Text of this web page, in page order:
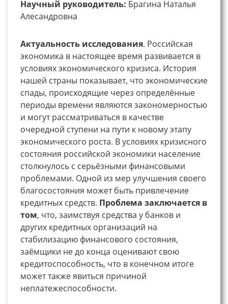
Научный руководитель: Брагина Наталья
Алесандровна
Актуальность исследования. Российская
экономика в настоящее время развивается в
условиях экономического кризиса. История
нашей страны показывает, что экономические
спады, происходящие через определённые
периоды времени являются закономерностью
и могут рассматриваться в качестве
очередной ступени на пути к новому этапу
экономического роста. В условиях кризисного
состояния российской экономики население
столкнулось с серьёзными финансовыми
проблемами. Одной из мер улучшения своего
благосостояния может быть привлечение
кредитных средств. Проблема заключается в
том, что, заимствуя средства у банков и
других кредитных организаций на
стабилизацию финансового состояния,
заёмщики не до конца оценивают свою
кредитоспособность, что в конечном итоге
может также явиться причиной
неплатежеспособности.